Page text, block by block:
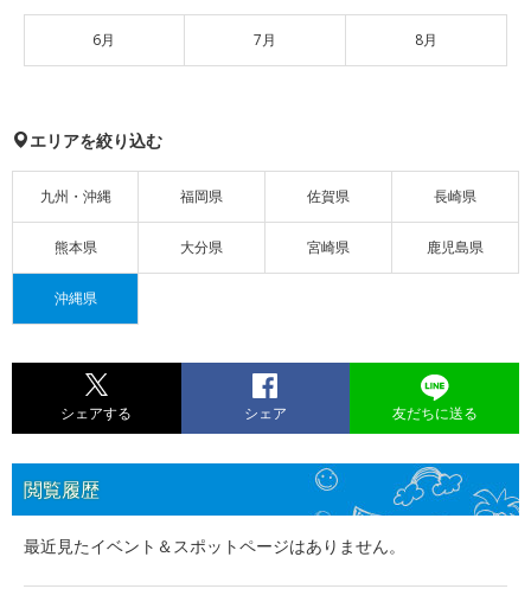
6月 7月 8月
エリアを絞り込む
九州・沖縄 福岡県 佐賀県 長崎県
熊本県 大分県 宮崎県 鹿児島県
沖縄県
シェアする シェア 友だちに送る
閲覧履歴
最近見たイベント＆スポットページはありません。